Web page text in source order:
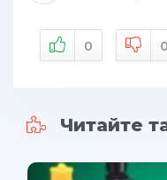
0 0
Читайте